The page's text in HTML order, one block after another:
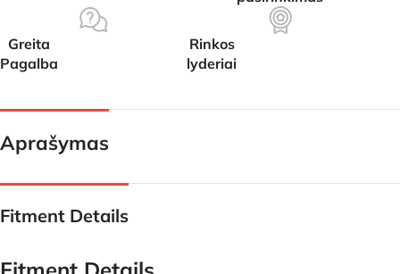
Greita
Pagalba
Rinkos
lyderiai
Aprašymas
Fitment Details